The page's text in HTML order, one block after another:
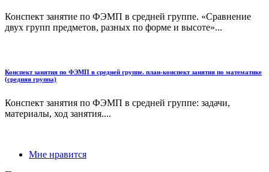
Конспект занятие по ФЭМП в средней группе. «Сравнение
двух групп предметов, разных по форме и высоте»...
Конспект занятия по ФЭМП в средней группе. план-конспект занятия по математике
(средняя группа)
Конспект занятия по ФЭМП в средней группе: задачи,
материалы, ход занятия....
Мне нравится